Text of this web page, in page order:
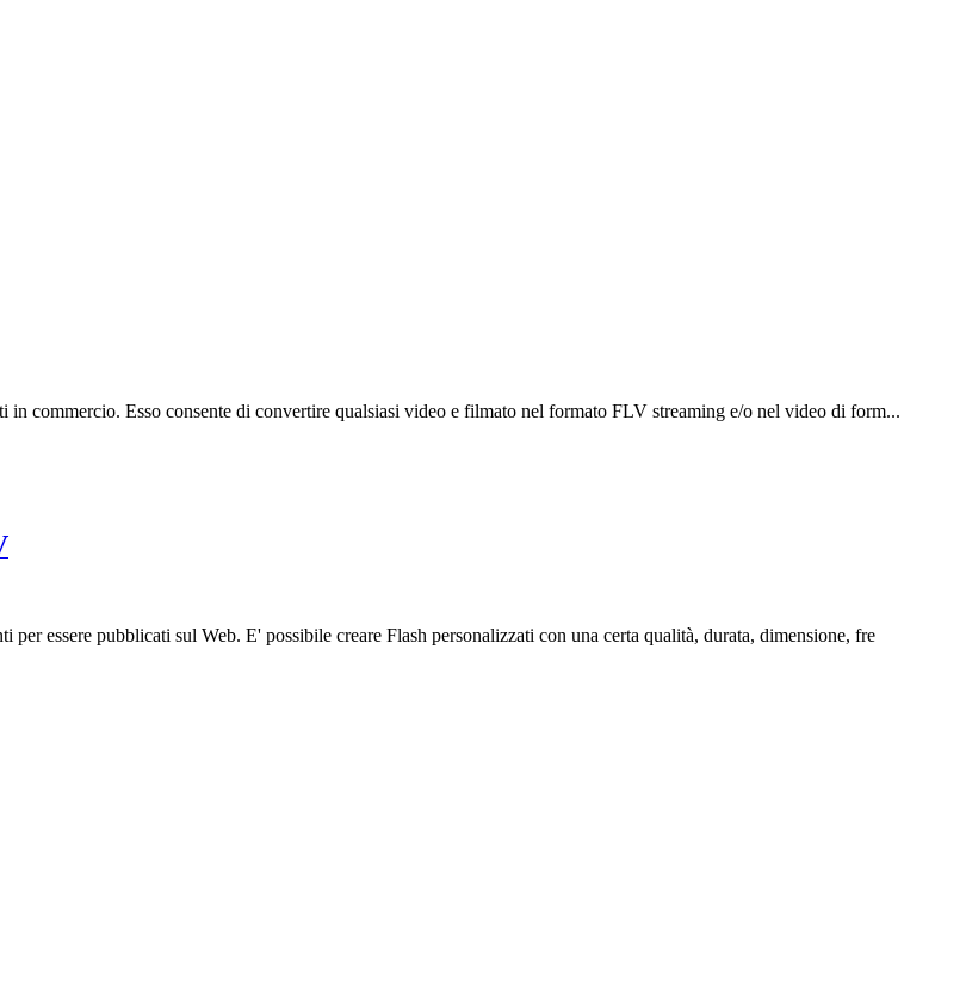
commercio. Esso consente di convertire qualsiasi video e filmato nel formato FLV streaming e/o nel video di form...
essere pubblicati sul Web. E' possibile creare Flash personalizzati con una certa qualità, durata, dimensione, fre